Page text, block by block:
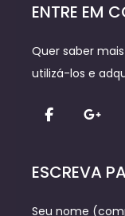
ENTRE EM
Quer saber
utilizá-los e
ESCREVA
Seu nome